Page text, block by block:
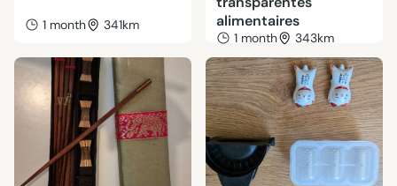
1 month 341km
alimentaires
1 month 343km